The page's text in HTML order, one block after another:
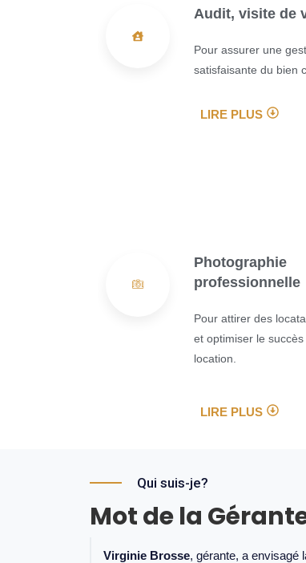
Audit, visite de
Pour assurer une
satisfaisante du bien
LIRE PLUS
Photographie
professionnelle
Pour attirer des
et optimiser le
location.
LIRE PLUS
Qui suis-je?
Mot de la
Virginie Brosse, gérante, a envisagé